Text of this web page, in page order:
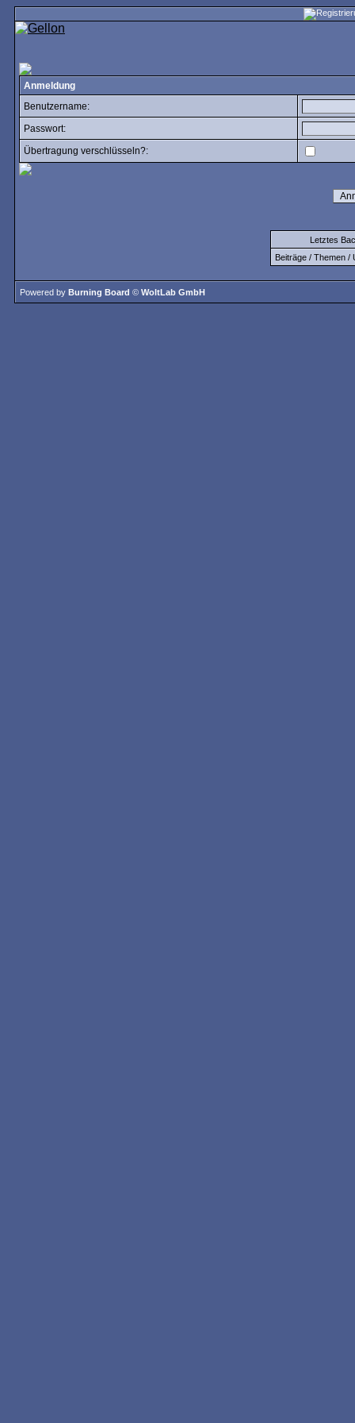
Anmeldung
Benutzername:
Passwort:
Übertragung verschlüsseln?:
Letztes
Beiträge / Themen /
Powered by Burning Board © WoltLab GmbH